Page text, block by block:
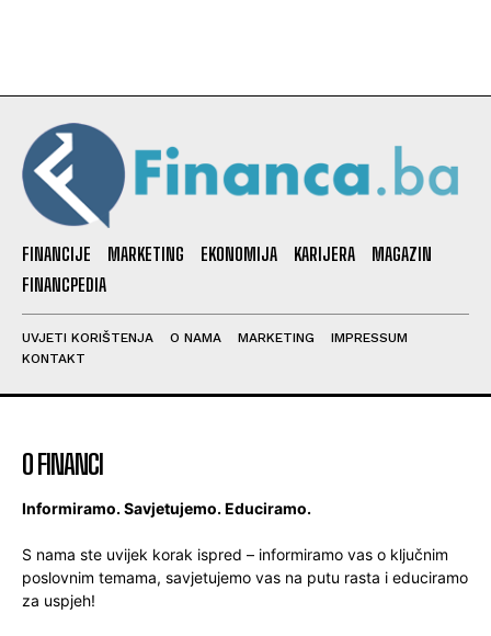
FINANCIJE MARKETING EKONOMIJA KARIJERA
MAGAZIN
FINANCPEDIA
UVJETI KORIŠTENJA O NAMA MARKETING
IMPRESSUM
KONTAKT
O FINANCI
Informiramo. Savjetujemo. Educiramo.
S nama ste uvijek korak ispred – informiramo vas o ključnim
poslovnim temama, savjetujemo vas na putu rasta i educiramo
za uspjeh!